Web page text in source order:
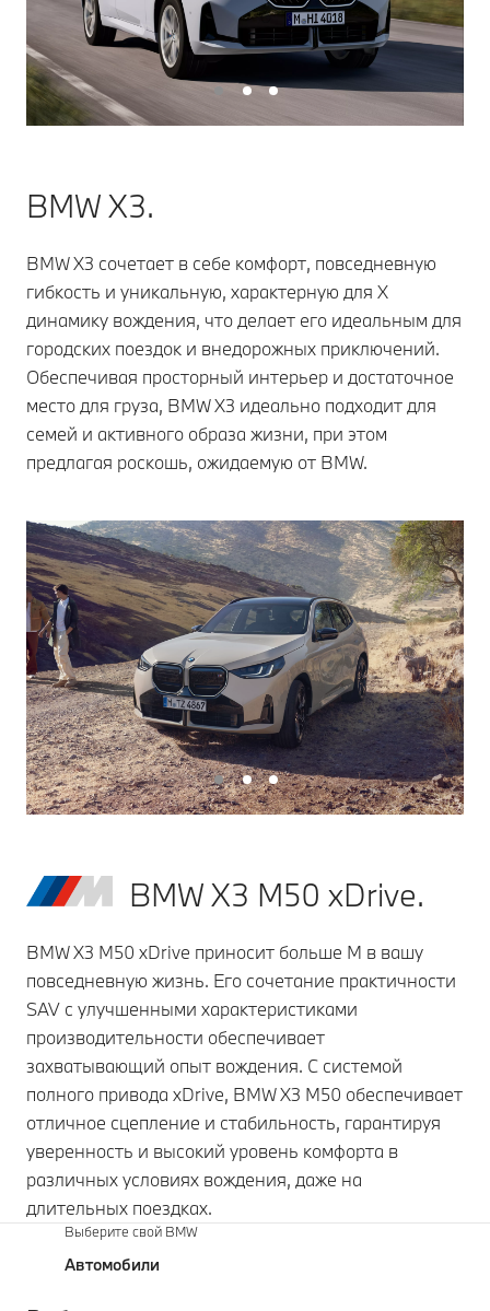
BMW X3.
BMW X3 сочетает в себе комфорт, повседневную
гибкость и уникальную, характерную для X
динамику вождения, что делает его идеальным для
городских поездок и внедорожных приключений.
Обеспечивая просторный интерьер и достаточное
место для груза, BMW X3 идеально подходит для
семей и активного образа жизни, при этом
предлагая роскошь, ожидаемую от BMW.
BMW X3 M50 xDrive.
BMW X3 M50 xDrive приносит больше M в вашу
повседневную жизнь. Его сочетание практичности
SAV с улучшенными характеристиками
производительности обеспечивает
захватывающий опыт вождения. С системой
полного привода xDrive, BMW X3 M50 обеспечивает
отличное сцепление и стабильность, гарантируя
уверенность и высокий уровень комфорта в
различных условиях вождения, даже на
длительных поездках.
Выберите свой BMW
Автомобили